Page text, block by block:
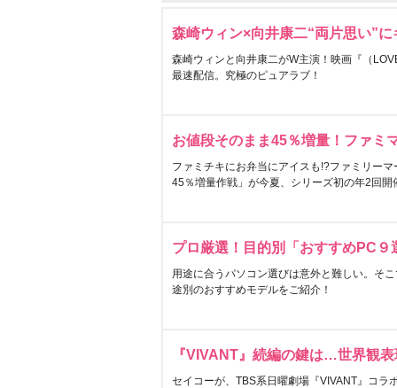
森崎ウィン×向井康二“両片思い”
森崎ウィンと向井康二がW主演！映画『（
最速配信。究極のピュアラブ！
お値段そのまま45％増量！ファミ
ファミチキにお弁当にアイスも!?ファミリー
45％増量作戦」が今夏、シリーズ初の年2回開
プロ厳選！目的別「おすすめPC９
用途に合うパソコン選びは意外と難しい。そ
途別のおすすめモデルをご紹介！
『VIVANT』続編の鍵は…世界観
セイコーが、TBS系日曜劇場『VIVANT』コラ